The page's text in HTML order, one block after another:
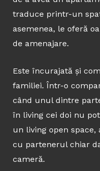
traduce printr-un
asemenea, le oferă
de amenajare.
Este încurajată și
familiei. Într-o
când unul dintre
în living cei doi nu
un living open
cu partenerul chiar
cameră.